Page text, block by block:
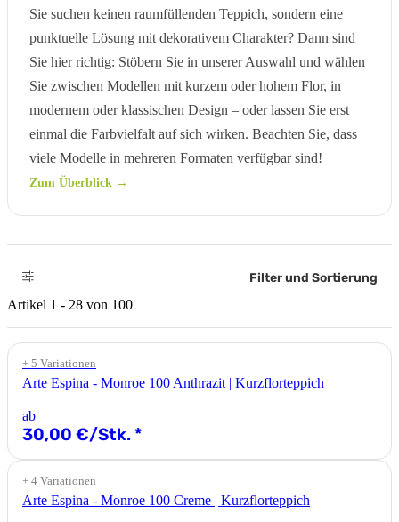
Sie suchen keinen raumfüllenden Teppich, sondern eine
punktuelle Lösung mit dekorativem Charakter? Dann sind
Sie hier richtig: Stöbern Sie in unserer Auswahl und wählen
Sie zwischen Modellen mit kurzem oder hohem Flor, in
modernem oder klassischen Design – oder lassen Sie erst
einmal die Farbvielfalt auf sich wirken. Beachten Sie, dass
viele Modelle in mehreren Formaten verfügbar sind!
Zum Überblick →
Filter und Sortierung
Artikel 1 - 28 von 100
+ 5 Variationen
Arte Espina - Monroe 100 Anthrazit | Kurzflorteppich
ab
30,00 €/Stk. *
+ 4 Variationen
Arte Espina - Monroe 100 Creme | Kurzflorteppich